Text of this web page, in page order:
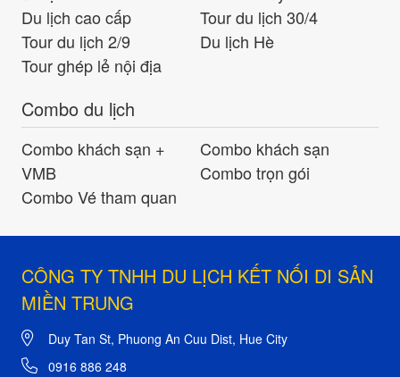
Du lịch cao cấp
Tour du lịch 30/4
Tour du lịch 2/9
Du lịch Hè
Tour ghép lẻ nội địa
Combo du lịch
Combo khách sạn +
VMB
Combo khách sạn
Combo trọn gói
Combo Vé tham quan
CÔNG TY TNHH DU LỊCH KẾT NỐI DI SẢN
MIỀN TRUNG
Duy Tan St, Phuong An Cuu Dist, Hue City
0916 886 248